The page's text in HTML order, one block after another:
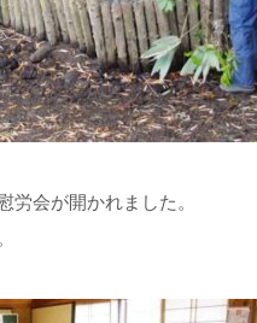
労会が開かれました。